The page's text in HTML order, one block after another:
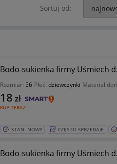
Sortuj od:
Bodo-sukienka firmy Uśmiech
Rozmiar: 56 Płeć: dziewczynki Materiał
KUP TERAZ
18 zł
STAN: NOWY CZĘSTO SPRZEDAJE
Bodo-sukienka firmy Uśmiech